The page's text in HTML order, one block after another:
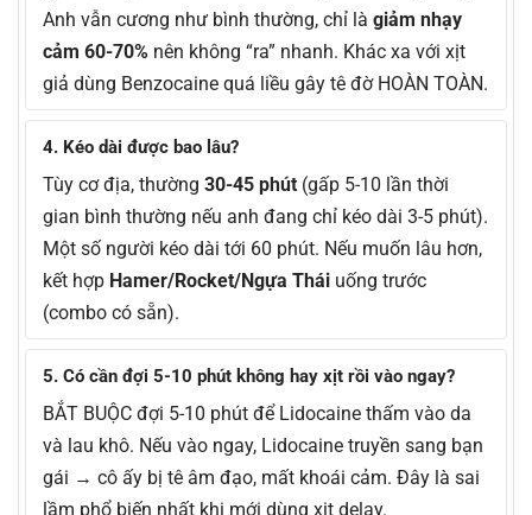
Anh vẫn cương như bình thường, chỉ là giảm nhạy
cảm 60-70% nên không “ra” nhanh. Khác xa với xịt
giả dùng Benzocaine quá liều gây tê đờ HOÀN TOÀN.
4. Kéo dài được bao lâu?
Tùy cơ địa, thường 30-45 phút (gấp 5-10 lần thời
gian bình thường nếu anh đang chỉ kéo dài 3-5 phút).
Một số người kéo dài tới 60 phút. Nếu muốn lâu hơn,
kết hợp Hamer/Rocket/Ngựa Thái uống trước
(combo có sẵn).
5. Có cần đợi 5-10 phút không hay xịt rồi vào ngay?
BẮT BUỘC đợi 5-10 phút để Lidocaine thấm vào da
và lau khô. Nếu vào ngay, Lidocaine truyền sang bạn
gái → cô ấy bị tê âm đạo, mất khoái cảm. Đây là sai
lầm phổ biến nhất khi mới dùng xịt delay.